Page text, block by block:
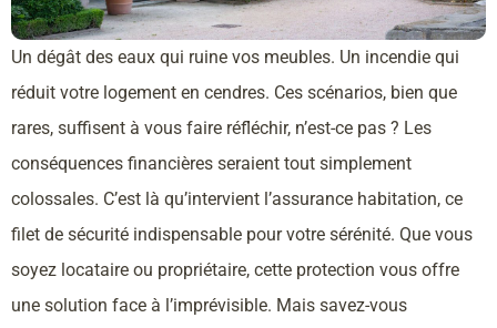
Un dégât des eaux qui ruine vos meubles. Un incendie qui
réduit votre logement en cendres. Ces scénarios, bien que
rares, suffisent à vous faire réfléchir, n’est-ce pas ? Les
conséquences financières seraient tout simplement
colossales. C’est là qu’intervient l’assurance habitation, ce
filet de sécurité indispensable pour votre sérénité. Que vous
soyez locataire ou propriétaire, cette protection vous offre
une solution face à l’imprévisible. Mais savez-vous